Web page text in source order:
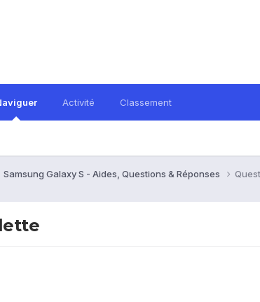
Activité Classement
Samsung Galaxy S - Aides, Questions & Réponses